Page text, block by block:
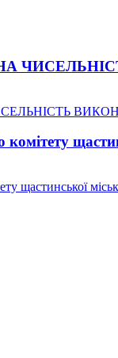
комітету
щастинської